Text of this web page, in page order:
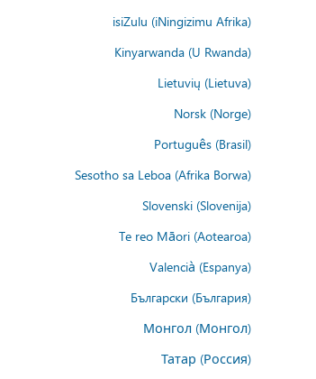
isiZulu (iNingizimu Afrika)
Kinyarwanda (U Rwanda)
Lietuvių (Lietuva)
Norsk (Norge)
Português (Brasil)
Sesotho sa Leboa (Afrika Borwa)
Slovenski (Slovenija)
Te reo Māori (Aotearoa)
Valencià (Espanya)
Български (България)
Монгол (Монгол)
Татар (Россия)